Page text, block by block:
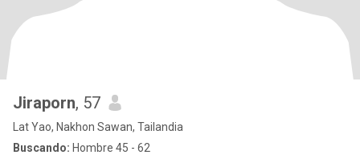
Jiraporn, 57
Lat Yao, Nakhon Sawan, Tailandia
Buscando: Hombre 45 - 62